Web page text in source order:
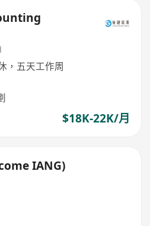
，五天工作周
$18K-22K/月
IANG)